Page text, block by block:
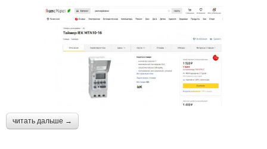
читать дальше →